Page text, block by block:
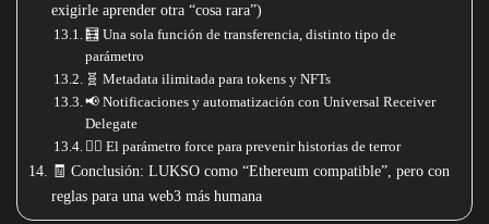
exigirle aprender otra “cosa rara”)
🧮 Una sola función de transferencia, distinto tipo de
parámetro
🧬 Metadata ilimitada para tokens y NFTs
📢 Notificaciones y automatización con Universal Receiver
Delegate
✋🏻 El parámetro force para prevenir historias de terror
🧾 Conclusión: LUKSO como “Ethereum compatible”, pero con
reglas para una web3 más humana